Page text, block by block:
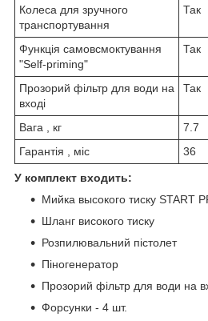
Колеса для зручного
транспортування
Так
Функція самовсмоктування
"Self-priming"
Так
Прозорий фільтр для води на
вході
Так
Вага , кг
7.7
Гарантія , міс
36
У комплект входить:
Мийка высокого тиску START
Шланг високого тиску
Розпилювальний пістолет
Піногенератор
Прозорий фільтр для води на
Форсунки - 4 шт.